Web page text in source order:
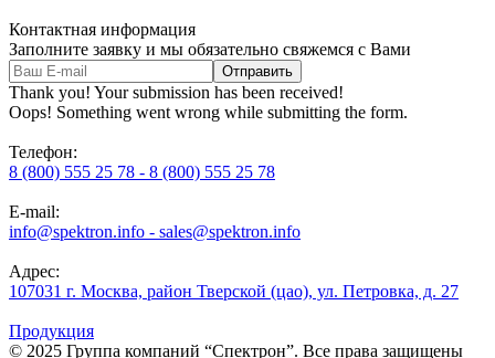
Контактная информация
Заполните заявку и мы обязательно свяжемся с Вами
Thank you! Your submission has been received!
Oops! Something went wrong while submitting the form.
Телефон:
8 (800) 555 25 78 - 8 (800) 555 25 78
E-mail:
info@spektron.info - sales@spektron.info
Адрес:
107031 г. Москва, район Тверской (цао), ул. Петровка, д. 27
Продукция
© 2025 Группа компаний “Спектрон”. Все права защищены